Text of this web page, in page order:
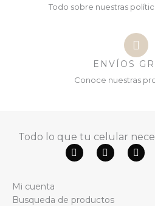
Todo sobre nuestras
ENVÍOS
Conoce nuestras
Todo lo que tu celular
F
a
o
Y
o
b
W
h
Mi cuenta
Busqueda de productos